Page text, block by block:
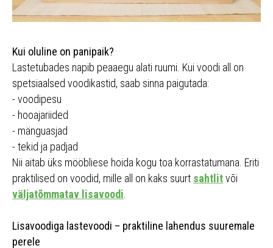
Kui oluline on panipaik?
Lastetubades napib peaaegu alati ruumi. Kui voodi all on
spetsiaalsed voodikastid, saab sinna paigutada:
- voodipesu
- hooajariided
- mänguasjad
- tekid ja padjad
Nii aitab üks mööbliese hoida kogu toa korrastatumana. Eriti
praktilised on voodid, mille all on kaks suurt sahtlitvõi
väljatõmmatav lisavoodi
Lisavoodiga lastevoodi – praktiline lahendus suuremale
perele